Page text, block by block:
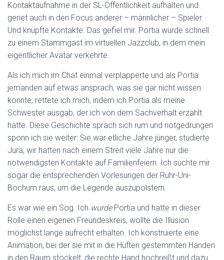
Kontaktaufnahme in der SL-Öffentlichkeit aufhalten und
geriet auch in den Focus anderer – männlicher – Spieler.
Und knüpfte Kontakte. Das gefiel mir. Portia wurde schnell
zu einem Stammgast im virtuellen Jazzclub, in dem mein
eigentlicher Avatar verkehrte.
Als ich mich im Chat einmal verplapperte und als Portia
jemanden auf etwas ansprach, was sie gar nicht wissen
konnte, rettete ich mich, indem ich Portia als meine
Schwester ausgab, der ich von dem Sachverhalt erzählt
hatte. Diese Geschichte sprach sich rum und notgedrungen
sponn ich sie weiter: Sie war etliche Jahre jünger, studierte
Jura, wir hatten nach einem Streit viele Jahre nur die
notwendigsten Kontakte auf Familienfeiern. Ich suchte mir
sogar die entsprechenden Vorlesungen der Ruhr-Uni-
Bochum raus, um die Legende auszupolstern.
Es war wie ein Sog. Ich wurdePortia und hatte in dieser
Rolle einen eigenen Freundeskreis, wollte die Illusion
möglichst lange aufrecht erhalten. Ich konstruierte eine
Animation, bei der sie mit in die Hüften gestemmten Händen
in den Raum stöckelt, die rechte Hand hochreißt und dazu